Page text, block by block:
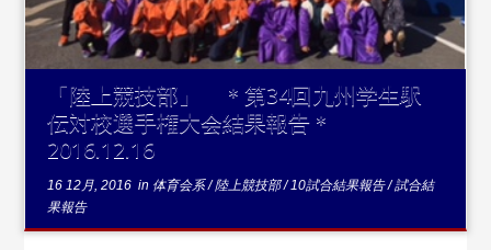
「陸上競技部」 ＊第34回九州学生駅
伝対校選手権大会結果報告＊
2016.12.16
16 12月, 2016 in 体育会系/陸上競技部/10試合結果報告/試合結
果報告